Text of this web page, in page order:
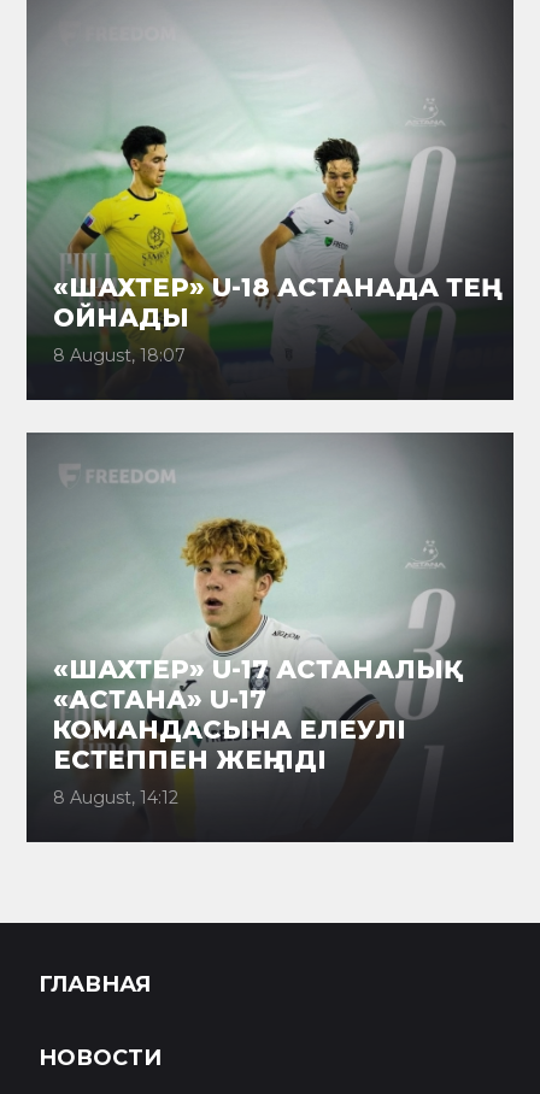
«ШАХТЕР» U-18 АСТАНАДА ТЕҢ
ОЙНАДЫ
8 August, 18:07
«ШАХТЕР» U-17 АСТАНАЛЫҚ
«АСТАНА» U-17
КОМАНДАСЫНА ЕЛЕУЛІ
ЕСТЕППЕН ЖЕҢІЛДІ
8 August, 14:12
ГЛАВНАЯ
НОВОСТИ